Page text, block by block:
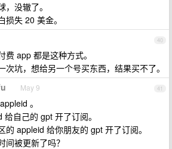
没辙了。
损失 20 美金。
40
app 都是这种方式。
次坑，想给另一个号买东西，结果买不了。
41
May 9
。
自己的 gpt 开了订阅。
的 appleid 给你朋友的 gpt 开了订阅。
间被更新了吗？